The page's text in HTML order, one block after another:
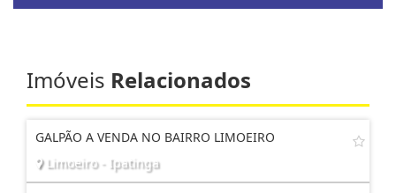
Imóveis Relacionados
GALPÃO A VENDA NO BAIRRO LIMOEIRO
Limoeiro - Ipatinga